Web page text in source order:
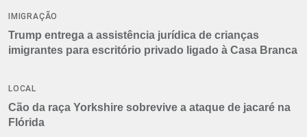
IMIGRAÇÃO
Trump entrega a assistência jurídica de crianças
imigrantes para escritório privado ligado à Casa Branca
LOCAL
Cão da raça Yorkshire sobrevive a ataque de jacaré na
Flórida